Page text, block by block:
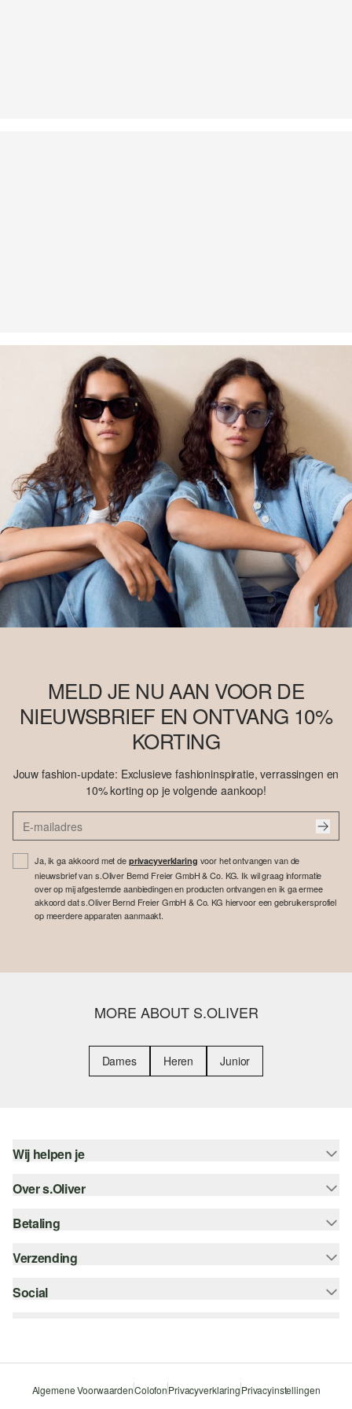
MELD JE NU AAN VOOR DE
NIEUWSBRIEF EN ONTVANG 10%
KORTING
Jouw fashion-update: Exclusieve fashioninspiratie, verrassingen en
10% korting op je volgende aankoop!
Ja, ik ga akkoord met de privacyverklaring voor het ontvangen van de
nieuwsbrief van s.Oliver Bernd Freier GmbH & Co. KG. Ik wil graag informatie
over op mij afgestemde aanbiedingen en producten ontvangen en ik ga ermee
akkoord dat s.Oliver Bernd Freier GmbH & Co. KG hiervoor een gebruikersprofiel
op meerdere apparaten aanmaakt.
MORE ABOUT S.OLIVER
Dames Heren Junior
Wij helpen je
Help - FAQ
Maattabel
Top categorieën
Over s.Oliver
Nieuwsbrief
s.Oliver Card
Duurzaamheid
Storefinder
Betaling
Koop op rekening
Creditcard
Bancontact
Beveiligde SSL-Verbinding
Verzending
bpost
Social
Algemene VoorwaardenColofonPrivacyverklaringPrivacyinstellingen